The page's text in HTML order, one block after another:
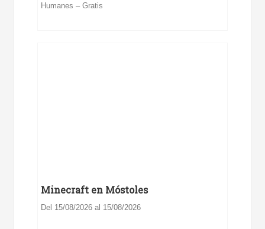
Humanes – Gratis
Minecraft en Móstoles
Del 15/08/2026 al 15/08/2026